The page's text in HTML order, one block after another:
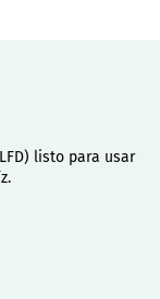
listo para usar